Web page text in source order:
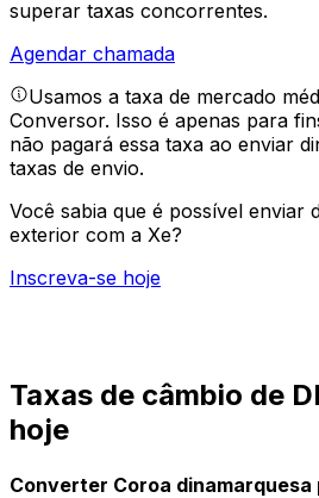
superar taxas concorrentes.
Agendar chamada
Usamos a taxa de mercado
Conversor. Isso é apenas para
não pagará essa taxa ao enviar
taxas de envio.
Você sabia que é possível enviar
exterior com a Xe?
Inscreva-se hoje
Taxas de câmbio de
hoje
Converter Coroa dinamarquesa